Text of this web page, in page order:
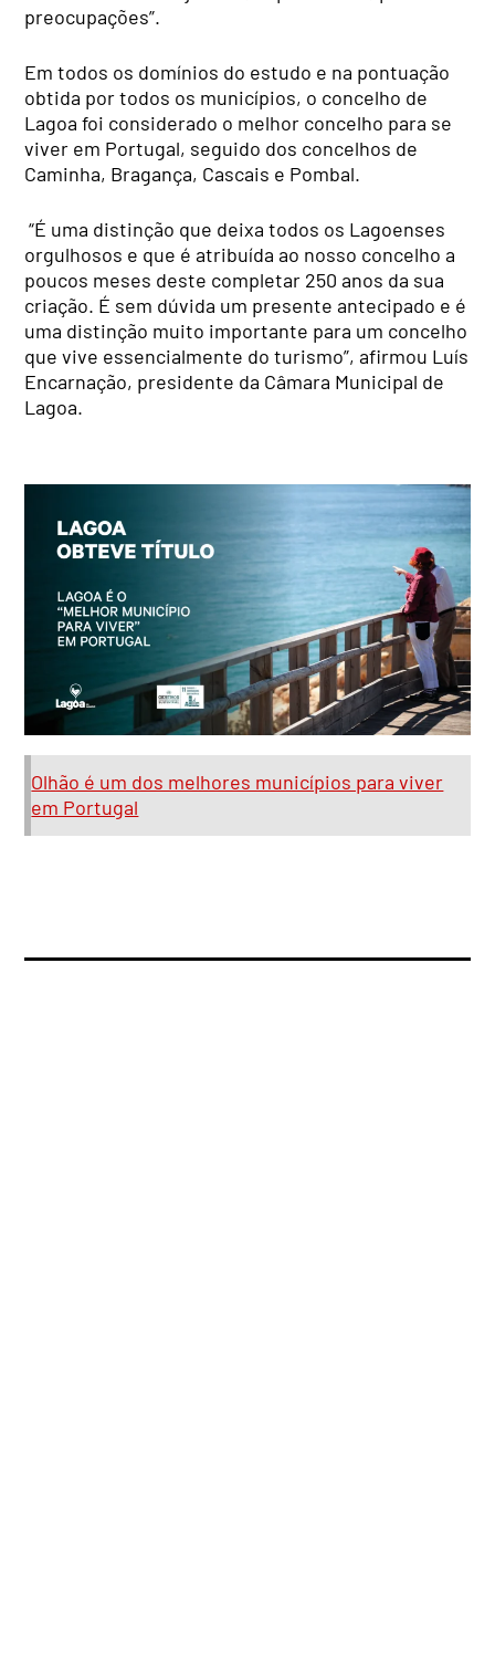
preocupações”.
Em todos os domínios do estudo e na pontuação
obtida por todos os municípios, o concelho de
Lagoa foi considerado o melhor concelho para se
viver em Portugal, seguido dos concelhos de
Caminha, Bragança, Cascais e Pombal.
“É uma distinção que deixa todos os Lagoenses
orgulhosos e que é atribuída ao nosso concelho a
poucos meses deste completar 250 anos da sua
criação. É sem dúvida um presente antecipado e é
uma distinção muito importante para um concelho
que vive essencialmente do turismo”, afirmou Luís
Encarnação, presidente da Câmara Municipal de
Lagoa.
Olhão é um dos melhores municípios para viver
em Portugal